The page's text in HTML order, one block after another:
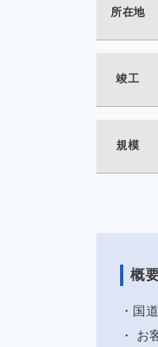
所在地
竣工
規模
概
・国
・ お